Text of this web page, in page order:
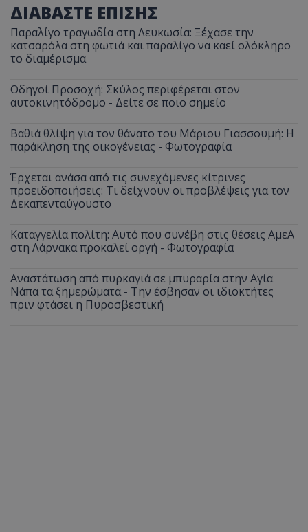
ΔΙΑΒΑΣΤΕ ΕΠΙΣΗΣ
Παραλίγο τραγωδία στη Λευκωσία: Ξέχασε την
κατσαρόλα στη φωτιά και παραλίγο να καεί ολόκληρο
το διαμέρισμα
Οδηγοί Προσοχή: Σκύλος περιφέρεται στον
αυτοκινητόδρομο - Δείτε σε ποιο σημείο
Βαθιά θλίψη για τον θάνατο του Μάριου Γιασσουμή: Η
παράκληση της οικογένειας - Φωτογραφία
Έρχεται ανάσα από τις συνεχόμενες κίτρινες
προειδοποιήσεις: Τι δείχνουν οι προβλέψεις για τον
Δεκαπενταύγουστο
Καταγγελία πολίτη: Αυτό που συνέβη στις θέσεις ΑμεΑ
στη Λάρνακα προκαλεί οργή - Φωτογραφία
Αναστάτωση από πυρκαγιά σε μπυραρία στην Αγία
Νάπα τα ξημερώματα - Την έσβησαν οι ιδιοκτήτες
πριν φτάσει η Πυροσβεστική